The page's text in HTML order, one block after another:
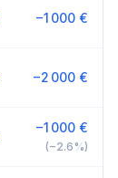
−1 000 €
−2 000 €
−1 000 €
(−2.6%)